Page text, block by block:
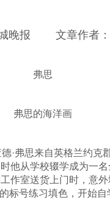
城晚报 文章作者：
弗思
弗思的海洋画
弗思来自英格兰约克
他从学校辍学成为一
作室送货上门时，意
标号练习填色，开始自